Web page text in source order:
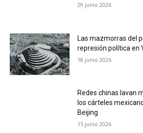
29 junio 2026
Las mazmorras del
represión política en
18 junio 2026
Redes chinas lavan
los cárteles
Beijing
15 junio 2026